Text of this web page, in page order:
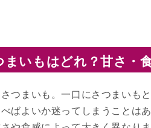
いもはどれ？甘さ・
つまいも。一口にさつまいも
ばよいか迷ってしまうことは